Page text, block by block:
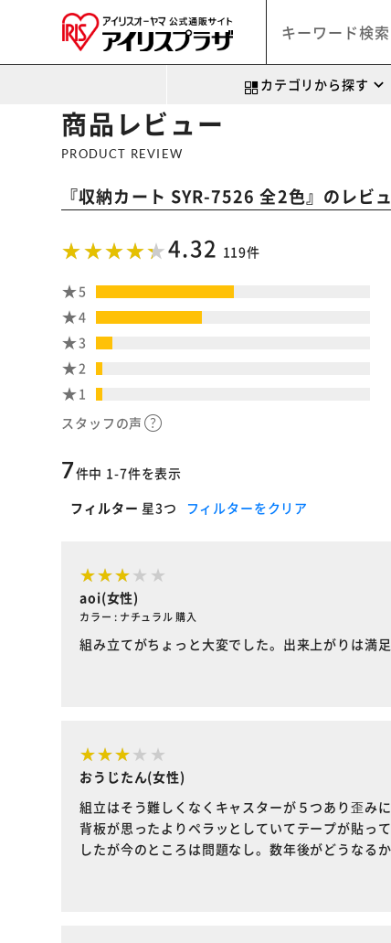
カテゴリから探す
商品レビュー
PRODUCT REVIEW
『収納カート SYR-7526 全2色』のレビ
4.32 119件
5
4
3
2
1
スタッフの声
7件中 1-7件を表示
フィルター 星3つ フィルターをクリア
aoi(女性)
カラー : ナチュラル 購入
組み立てがちょっと大変でした。出来上がりは満足
おうじたん(女性)
組立はそう難しくなくキャスターが５つあり歪み
背板が思ったよりペラッとしていてテープが貼っ
したが今のところは問題なし。数年後がどうなる